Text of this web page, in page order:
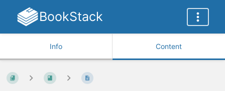
BookStack
Info Content